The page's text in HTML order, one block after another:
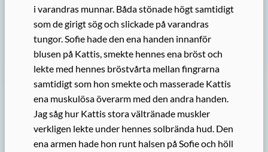
i varandras munnar. Båda stönade högt samtidigt
som de girigt sög och slickade på varandras
tungor. Sofie hade den ena handen innanför
blusen på Kattis, smekte hennes ena bröst och
lekte med hennes bröstvårta mellan fingrarna
samtidigt som hon smekte och masserade Kattis
ena muskulösa överarm med den andra handen.
Jag såg hur Kattis stora vältränade muskler
verkligen lekte under hennes solbrända hud. Den
ena armen hade hon runt halsen på Sofie och höll